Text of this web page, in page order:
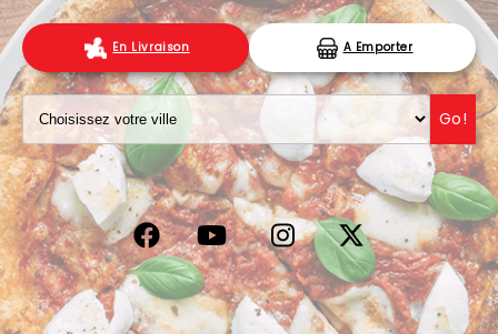
VOTRE COMPTE
NOTRE RESTAURANT
VOS AVIS
MENTIONS LÉGALES
C.G.V
En Livraison A Emporter
Go!